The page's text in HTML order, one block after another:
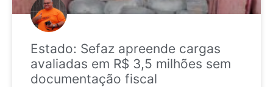
Estado: Sefaz apreende cargas
avaliadas em R$ 3,5 milhões sem
documentação fiscal